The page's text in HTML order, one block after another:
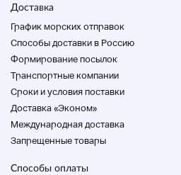
◆Заметки
・ Мы не измеряем качество
оборудования с помощью
приборов.
・ Все операции имеют
покрывается гарантией.
Доставка
График морских отправок
Способы доставки в Россию
Формирование посылок
Транспортные компании
Cроки и условия поставки
Доставка «Эконом»
Международная доставка
Запрещенные товары
Способы оплаты